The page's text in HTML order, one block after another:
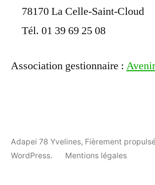
78170 La Celle-Saint-Cloud
Tél. 01 39 69 25 08
Association gestionnaire :
Adapei 78 Yvelines, Fièrement
WordPress.
Mentions légales